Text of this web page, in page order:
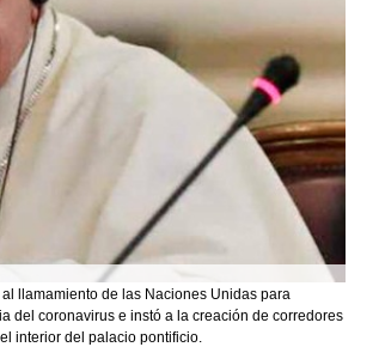
llamamiento de las Naciones Unidas para
del coronavirus e instó a la creación de corredores
interior del palacio pontificio.